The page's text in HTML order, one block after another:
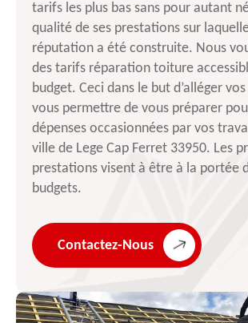
tarifs les plus bas sans pour autant
qualité de ses prestations sur
réputation a été construite. Nous
des tarifs réparation toiture
budget. Ceci dans le but d’alléger
vous permettre de vous préparer
dépenses occasionnées par vos
ville de Lege Cap Ferret 33950. Les
prestations visent à être à la portée
budgets.
Contactez-Nous